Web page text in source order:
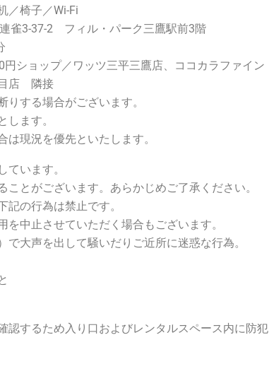
／椅子／Wi-Fi
雀3-37-2 フィル・パーク三鷹駅前3階
円ショップ／ワッツ三平三鷹店、ココカラファイン
目店 隣接
する場合がございます。
す。
を優先といたします。
います。
とがございます。あらかじめご了承ください。
の行為は禁止です。
中止させていただく場合もございます。
で大声を出して騒いだりご近所に迷惑な行為。
認するため入り口およびレンタルスペース内に防犯